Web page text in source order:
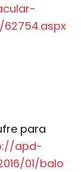
para
apd-
01/balo